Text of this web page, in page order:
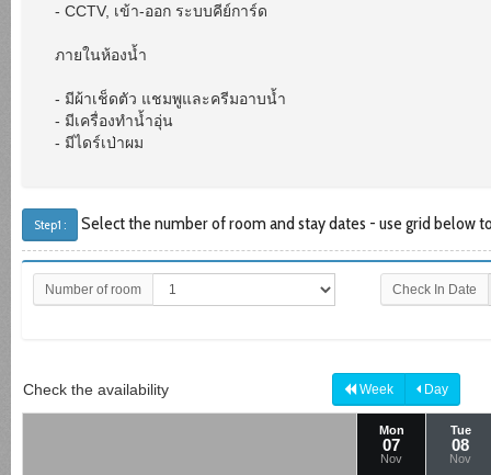
- CCTV, เข้า-ออก ระบบคีย์การ์ด
ภายในห้องน้ำ
- มีผ้าเช็ดตัว แชมพูและครีมอาบน้ำ
- มีเครื่องทำน้ำอุ่น
- มีไดร์เป่าผม
Step1 : Select the number of room and stay dates - use grid below
Number of room Check In Date
Check the availability Week Day
Mon
07
Nov
Tue
08
Nov